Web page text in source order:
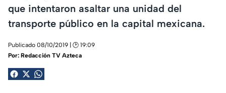
que intentaron asaltar una unidad del
transporte público en la capital mexicana.
Publicado 08/10/2019 | 🕑 19:09
Por: Redacción TV Azteca